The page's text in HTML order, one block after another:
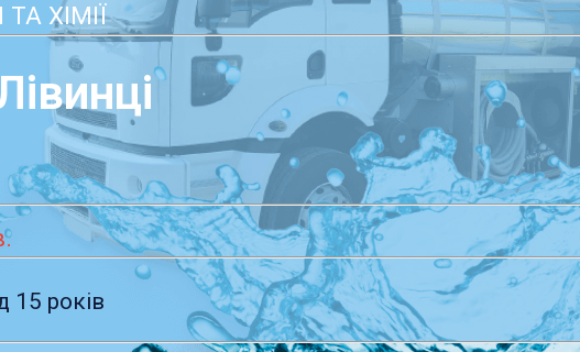
ХІМІЇ
15 років